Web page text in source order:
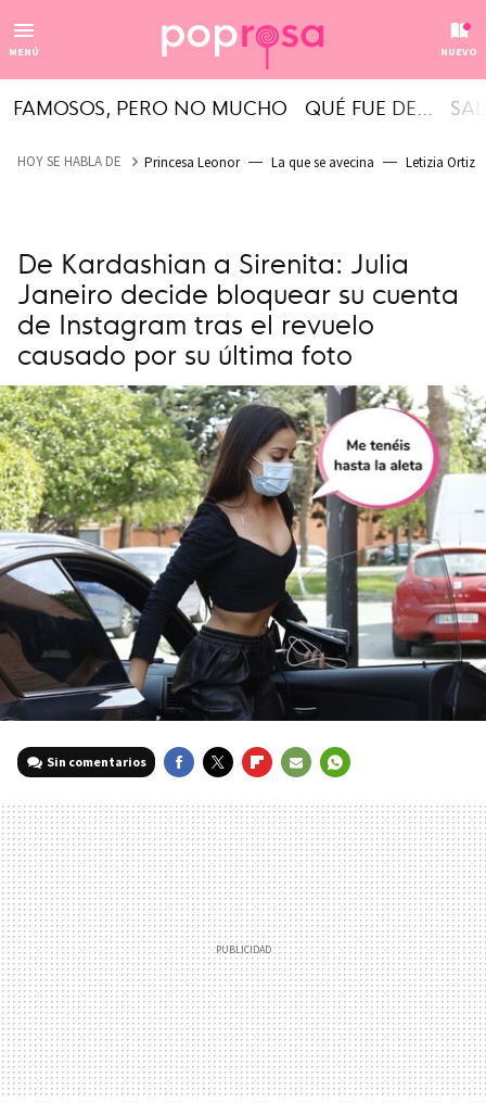
MENÚ NUEVO
FAMOSOS, PERO NO MUCHO QUÉ FUE DE...
HOY SE HABLA DE Princesa Leonor La que se avecina Letizia Ortiz
De Kardashian a Sirenita: Julia
Janeiro decide bloquear su cuenta
de Instagram tras el revuelo
causado por su última foto
Sin comentarios
MAIL